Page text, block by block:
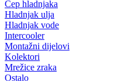
Čep hladnjaka
Hladnjak ulja
Hladnjak vode
Intercooler
Montažni dijelovi
Kolektori
Mrežice zraka
Ostalo